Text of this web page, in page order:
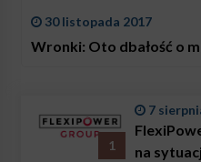
30 listopada 2017
Wronki: Oto dbałość o
1
7
na